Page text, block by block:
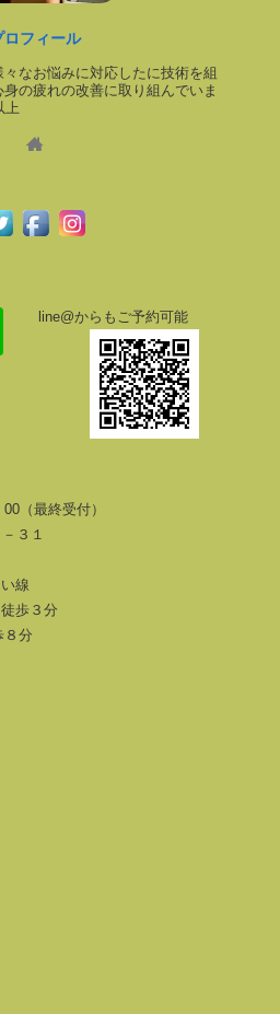
ロフィール
なお悩みに対応したに技術を組
の疲れの改善に取り組んでいま
上
line@からもご予約可能
（最終受付）
３１
線
歩３分
分